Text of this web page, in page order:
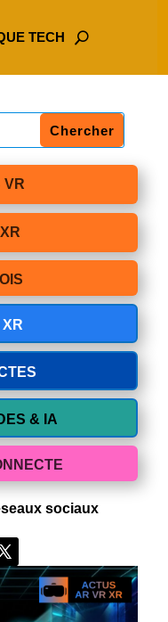
TECH
VR
& IA
sociaux